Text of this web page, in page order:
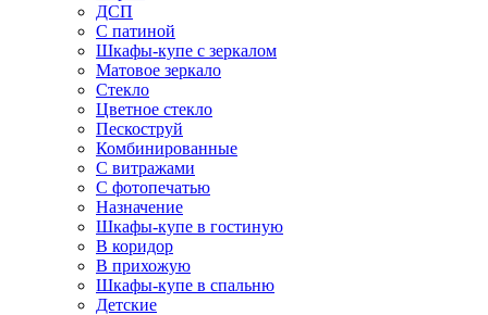
ДСП
С патиной
Шкафы-купе с зеркалом
Матовое зеркало
Стекло
Цветное стекло
Пескоструй
Комбинированные
С витражами
С фотопечатью
Назначение
Шкафы-купе в гостиную
В коридор
В прихожую
Шкафы-купе в спальню
Детские